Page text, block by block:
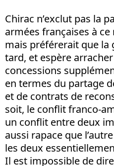
Chirac n’exclut pas la
armées françaises à
mais préférerait que la
tard, et espère
concessions
en termes du partage
et de contrats de
soit, le conflit franco-
un conflit entre deux
aussi rapace que
les deux
Il est impossible de